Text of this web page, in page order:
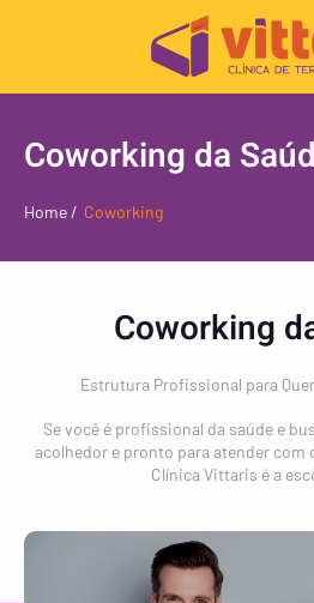
Coworking da
Home / Coworking
Coworking
Estrutura Profissional para
Se você é profissional da saúde e
acolhedor e pronto para atender com
Clínica Vittaris é a